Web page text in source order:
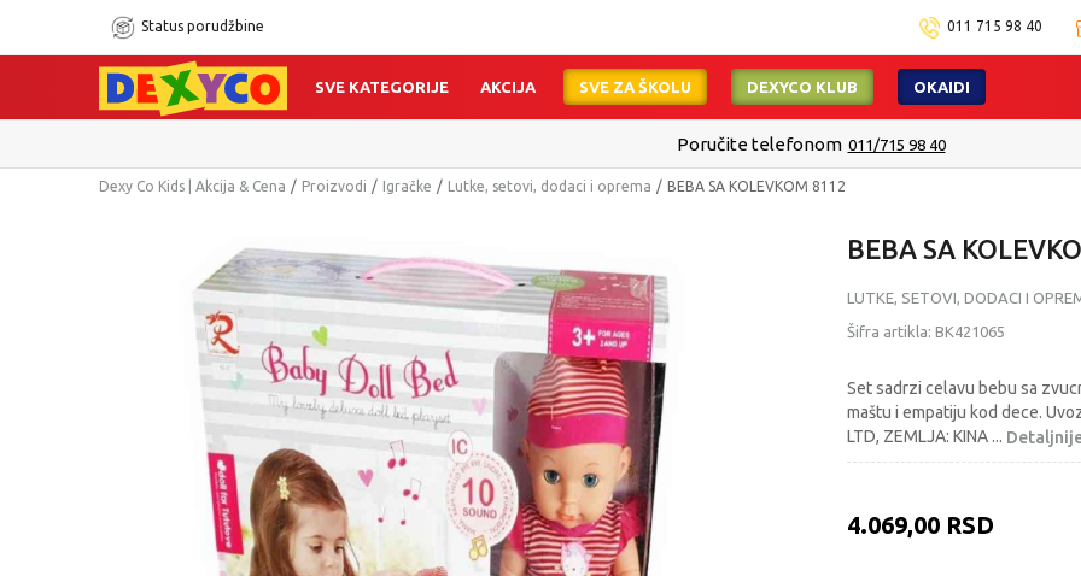
Status porudžbine 011 715 98 40
SVE KATEGORIJE AKCIJA SVE ZA ŠKOLU DEXYCO KLUB OKAIDI
Poručite telefonom 011/715 98 40
Dexy Co Kids | Akcija & Cena Proizvodi Igračke Lutke, setovi, dodaci i oprema BEBA SA KOLEVKOM 8112
BEBA SA
LUTKE, SETOVI, DODACI I
Šifra artikla: BK421065
Set sadrzi celavu bebu sa
maštu i empatiju kod dece.
LTD, ZEMLJA: KINA ...
4.069,00 RSD